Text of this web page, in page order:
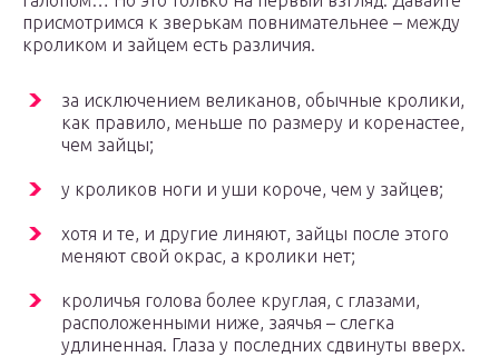
присмотримся к зверькам повнимательнее – между
кроликом и зайцем есть различия.
за исключением великанов, обычные кролики,
как правило, меньше по размеру и коренастее,
чем зайцы;
у кроликов ноги и уши короче, чем у зайцев;
хотя и те, и другие линяют, зайцы после этого
меняют свой окрас, а кролики нет;
кроличья голова более круглая, с глазами,
расположенными ниже, заячья – слегка
удлиненная. Глаза у последних сдвинуты вверх.